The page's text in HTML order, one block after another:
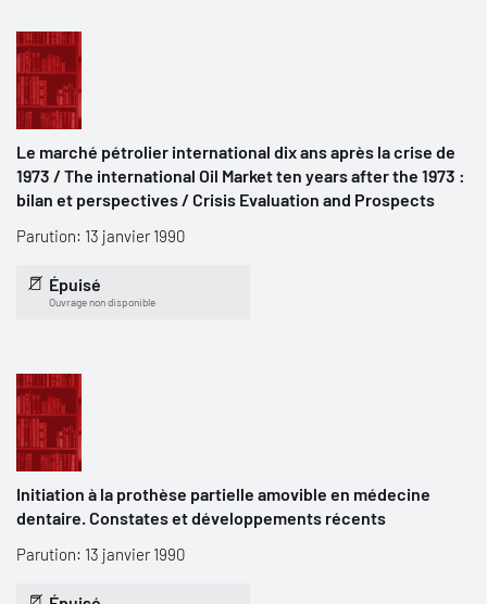
Le marché pétrolier international dix ans après la crise de
1973 / The international Oil Market ten years after the 1973 :
bilan et perspectives / Crisis Evaluation and Prospects
Parution: 13 janvier 1990
Épuisé
Ouvrage non disponible
Initiation à la prothèse partielle amovible en médecine
dentaire. Constates et développements récents
Parution: 13 janvier 1990